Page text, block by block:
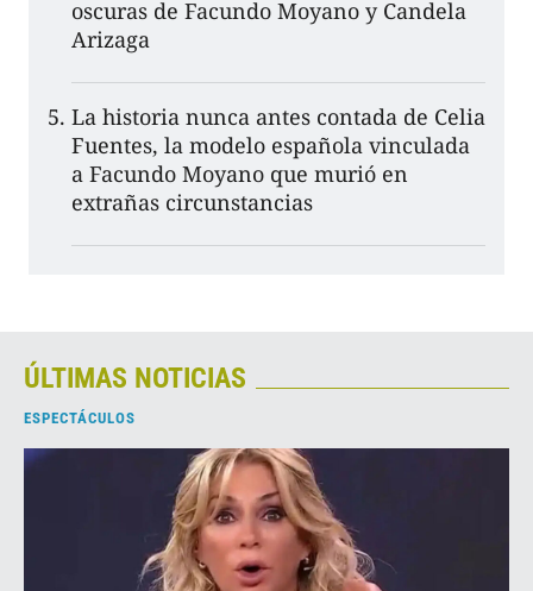
oscuras de Facundo Moyano y Candela
Arizaga
La historia nunca antes contada de Celia
Fuentes, la modelo española vinculada
a Facundo Moyano que murió en
extrañas circunstancias
ÚLTIMAS NOTICIAS
ESPECTÁCULOS